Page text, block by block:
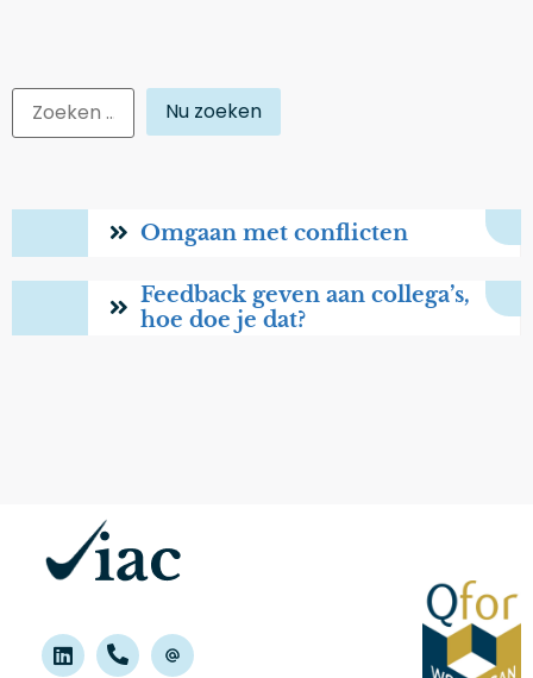
Nu zoeken
Omgaan met conflicten
Feedback geven aan collega’s,
hoe doe je dat?